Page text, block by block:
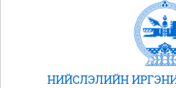
НИЙСЛЭЛИЙН